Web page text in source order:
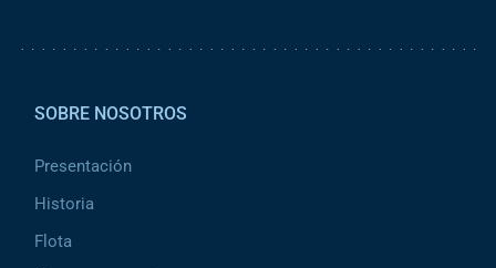
SOBRE NOSOTROS
Presentación
Historia
Flota